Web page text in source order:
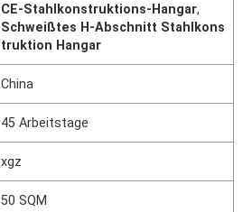
CE-Stahlkonstruktions-Hangar,
Schweißtes H-Abschnitt Stahlkons
truktion Hangar
China
45 Arbeitstage
xgz
50 SQM